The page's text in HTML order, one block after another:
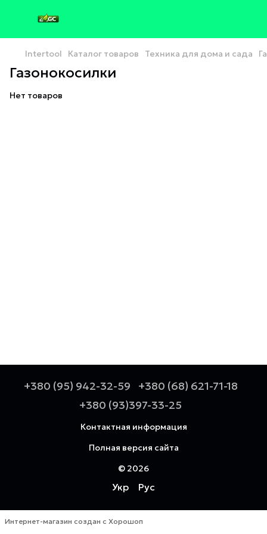
Intertool Каталог товаров Техника для дома и сада
Газонокосилки
Нет товаров
+380 (95) 942-32-59
+380 (68) 621-71-18
+380 (93)397-33-25
Контактная информация
Полная версия сайта
© 2026
Укр Рус
Интернет-магазин создан с Хорошоп